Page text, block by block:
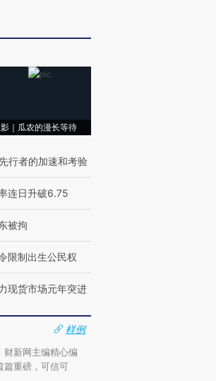
｜瓜农的漫长等待
行者的加速和考验
连日升破6.75
被拘
限制出生公民权
现货市场元年突进
样例
财新网主编精心编
篇重磅，可信可